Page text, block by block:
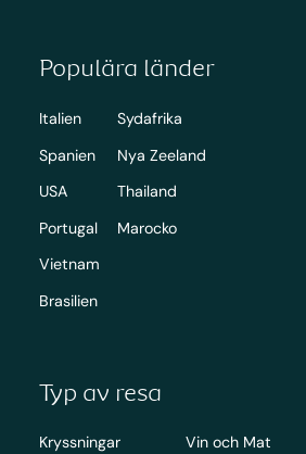
Populära länder
Italien
Spanien
USA
Portugal
Vietnam
Brasilien
Sydafrika
Nya Zeeland
Thailand
Marocko
Typ av resa
Kryssningar
Vin och Mat